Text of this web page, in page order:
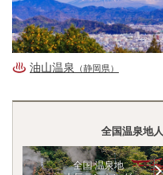
油山温泉 （静岡県）
全国温泉地
全国 温泉地